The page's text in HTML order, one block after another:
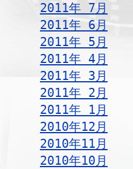
2011年 7月
2011年 6月
2011年 5月
2011年 4月
2011年 3月
2011年 2月
2011年 1月
2010年12月
2010年11月
2010年10月